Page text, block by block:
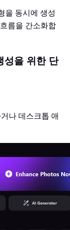
을 동시에 생성
름을 간소화합
을 위한 단
나 데스크톱 애